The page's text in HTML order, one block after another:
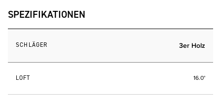
SPEZIFIKATIONEN
SCHLÄGER 3er Holz
LOFT 16.0°